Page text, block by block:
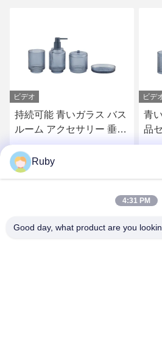
ビデオ
青いガラス モダン浴室用
品セット 4pcs ゴールデン
ポンプヘッド ディスペン
サー
お問い合わせ
ロ
5個
Ruby
4:31 PM
Good day, what product are you